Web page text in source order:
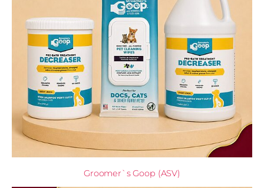
Groomer`s Goop (ASV)